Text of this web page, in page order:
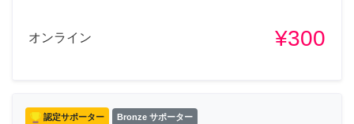
オンライン ¥300
認定サポーター Bronze サポーター